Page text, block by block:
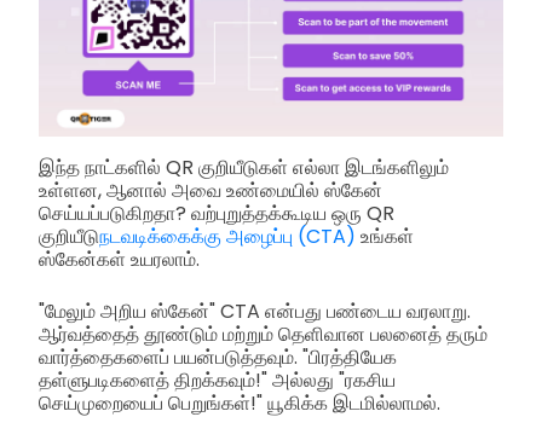
இந்த நாட்களில் QR குறியீடுகள் எல்லா இடங்களிலும்
உள்ளன, ஆனால் அவை உண்மையில் ஸ்கேன்
செய்யப்படுகிறதா? வற்புறுத்தக்கூடிய ஒரு QR
குறியீடுநடவடிக்கைக்கு அழைப்பு (CTA) உங்கள்
ஸ்கேன்கள் உயரலாம்.
"மேலும் அறிய ஸ்கேன்" CTA என்பது பண்டைய வரலாறு.
ஆர்வத்தைத் தூண்டும் மற்றும் தெளிவான பலனைத் தரும்
வார்த்தைகளைப் பயன்படுத்தவும். "பிரத்தியேக
தள்ளுபடிகளைத் திறக்கவும்!" அல்லது "ரகசிய
செய்முறையைப் பெறுங்கள்!" யூகிக்க இடமில்லாமல்.